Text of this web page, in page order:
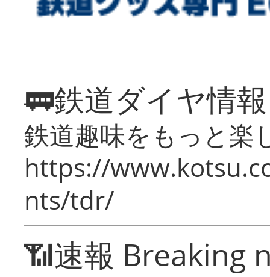
🚃鉄道ダイヤ情
鉄道趣味をもっと楽
https://
nts/tdr/
📶速報 Breaking